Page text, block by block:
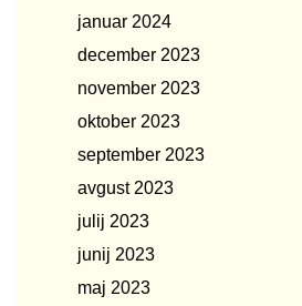
januar 2024
december 2023
november 2023
oktober 2023
september 2023
avgust 2023
julij 2023
junij 2023
maj 2023